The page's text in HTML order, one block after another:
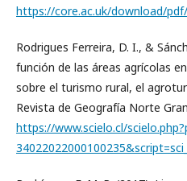
https://core.ac.uk/download/
Rodrigues Ferreira, D. I., &
función de las áreas agrícolas
sobre el turismo rural, el
Revista de Geografía Norte
https://www.scielo.cl/